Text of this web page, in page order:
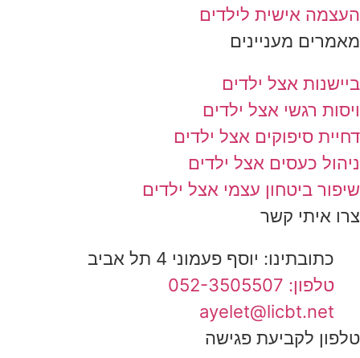
העצמה אישית לילדים
מאמרים מעניינים
ביישנות אצל ילדים
ויסות רגשי אצל ילדים
דחיית סיפוקים אצל ילדים
ניהול כעסים אצל ילדים
שיפור ביטחון עצמי אצל ילדים
צרו איתי קשר
כתובתינו: יוסף פעמוני 4 תל אביב
טלפון: 052-3505507
ayelet@licbt.net
טלפון לקביעת פגישה